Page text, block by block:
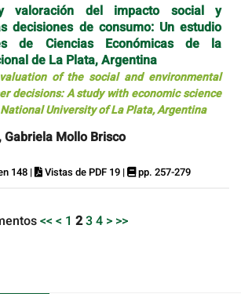
valoración del impacto social y
decisiones de consumo: Un estudio
de Ciencias Económicas de la
de La Plata, Argentina
of the social and environmental
decisions: A study with economic science
University of La Plata, Argentina
Mollo Brisco
148 | Vistas de PDF 19 | pp. 257-279
<< < 1 234 > >>